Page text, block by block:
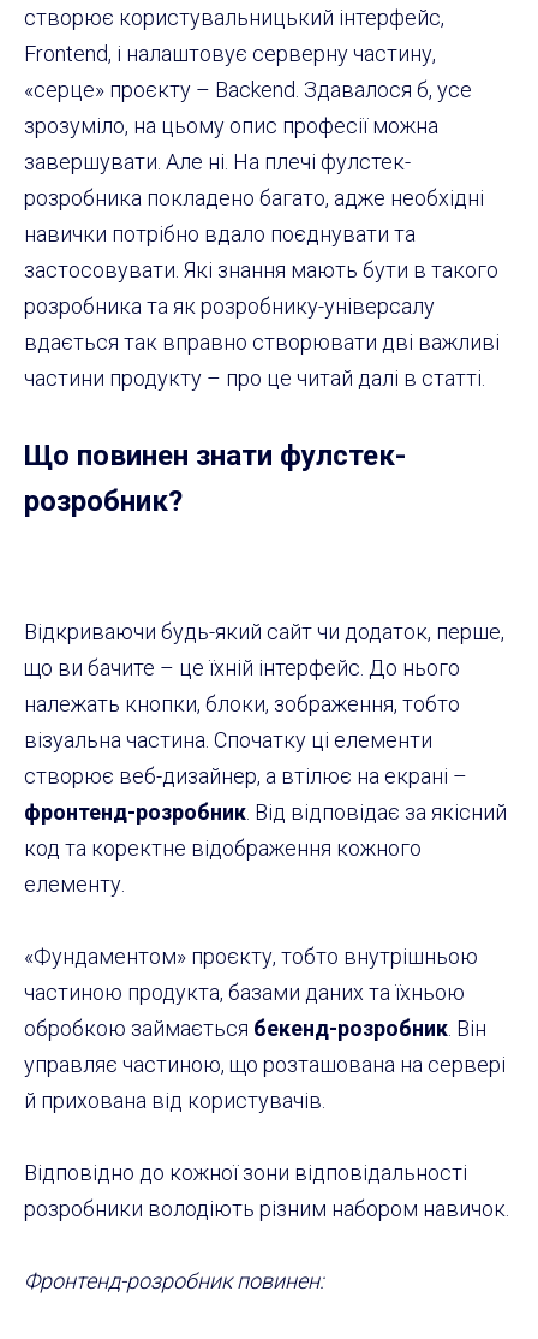
створює користувальницький інтерфейс,
Frontend, і налаштовує серверну частину,
«серце» проєкту – Backend. Здавалося б, усе
зрозуміло, на цьому опис професії можна
завершувати. Але ні. На плечі фулстек-
розробника покладено багато, адже необхідні
навички потрібно вдало поєднувати та
застосовувати. Які знання мають бути в такого
розробника та як розробнику-універсалу
вдається так вправно створювати дві важливі
частини продукту – про це читай далі в статті.
Що повинен знати фулстек-
розробник?
Відкриваючи будь-який сайт чи додаток, перше,
що ви бачите – це їхній інтерфейс. До нього
належать кнопки, блоки, зображення, тобто
візуальна частина. Спочатку ці елементи
створює веб-дизайнер, а втілює на екрані –
фронтенд-розробник . Від відповідає за якісний
код та коректне відображення кожного
елементу.
«Фундаментом» проєкту, тобто внутрішньою
частиною продукта, базами даних та їхньою
обробкою займається бекенд-розробник . Він
управляє частиною, що розташована на сервері
й прихована від користувачів.
Відповідно до кожної зони відповідальності
розробники володіють різним набором навичок.
Фронтенд-розробник повинен: